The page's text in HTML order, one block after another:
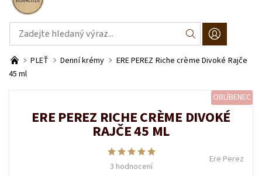
PLEŤ Denní krémy
ERE PEREZ Riche crème Divoké Rajče
45 ml
OBLÍBENEC
ERE PEREZ RICHE CRÈME DIVOKÉ
RAJČE 45 ML
3 hodnocení
Ere Perez